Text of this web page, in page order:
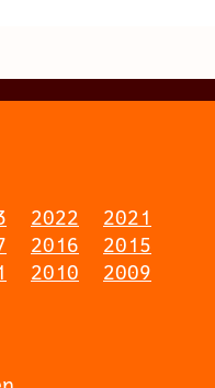
2022
2021
2016
2015
2010 2009